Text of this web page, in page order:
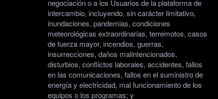
negociación o a los Usuarios de la plataforma de
intercambio, incluyendo, sin carácter limitativo,
inundaciones, pandemias, condiciones
meteorológicas extraordinarias, terremotos, casos
de fuerza mayor, incendios, guerras,
insurrecciones, daños malintencionados,
disturbios, conflictos laborales, accidentes, fallos
en las comunicaciones, fallos en el suministro de
energía y electricidad, mal funcionamiento de los
equipos o los programas; y